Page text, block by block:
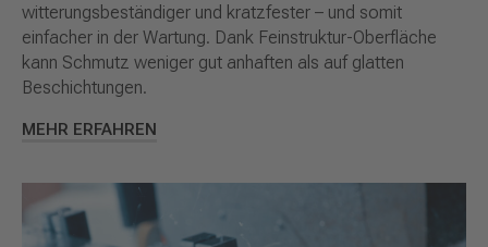
witterungsbeständiger und kratzfester – und somit
einfacher in der Wartung. Dank Feinstruktur-Oberfläche
kann Schmutz weniger gut anhaften als auf glatten
Beschichtungen.
MEHR ERFAHREN